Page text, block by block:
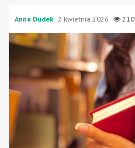
Anna Dudek 2 kwietnia 2026 210